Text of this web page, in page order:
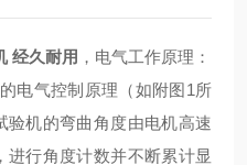
经久耐用 ，电气工作原理：
电气控制原理（如附图1所
验机的弯曲角度由电机高速
行角度计数并不断累计显